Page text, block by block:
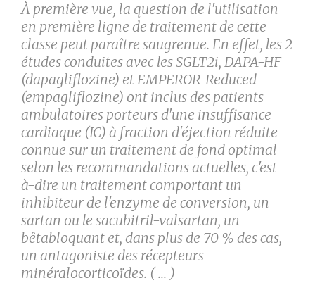
À première vue, la question de l'utilisation
en première ligne de traitement de cette
classe peut paraître saugrenue. En effet, les 2
études conduites avec les SGLT2i, DAPA-HF
(dapagliflozine) et EMPEROR-Reduced
(empagliflozine) ont inclus des patients
ambulatoires porteurs d'une insuffisance
cardiaque (IC) à fraction d'éjection réduite
connue sur un traitement de fond optimal
selon les recommandations actuelles, c'est-
à-dire un traitement comportant un
inhibiteur de l'enzyme de conversion, un
sartan ou le sacubitril-valsartan, un
bêtabloquant et, dans plus de 70 % des cas,
un antagoniste des récepteurs
minéralocorticoïdes. ( ... )